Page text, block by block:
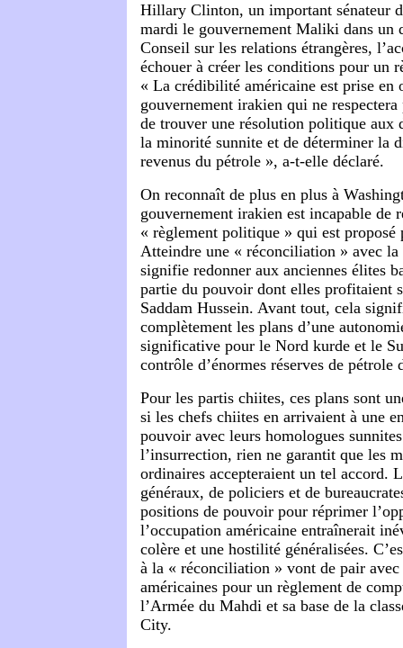
Hillary Clinton, un important sénateur
mardi le gouvernement Maliki dans un
Conseil sur les relations étrangères,
échouer à créer les conditions pour un
« La crédibilité américaine est prise en
gouvernement irakien qui ne respectera
de trouver une résolution politique aux
la minorité sunnite et de déterminer la
revenus du pétrole », a-t-elle déclaré.
On reconnaît de plus en plus à
gouvernement irakien est incapable de
« règlement politique » qui est proposé
Atteindre une « réconciliation » avec
signifie redonner aux anciennes élites
partie du pouvoir dont elles profitaient
Saddam Hussein. Avant tout, cela
complètement les plans d’une
significative pour le Nord kurde et le
contrôle d’énormes réserves de pétrole
Pour les partis chiites, ces plans sont
si les chefs chiites en arrivaient à une
pouvoir avec leurs homologues
l’insurrection, rien ne garantit que les
ordinaires accepteraient un tel accord.
généraux, de policiers et de
positions de pouvoir pour réprimer
l’occupation américaine entraînerait
colère et une hostilité généralisées.
à la « réconciliation » vont de pair avec
américaines pour un règlement de
l’Armée du Mahdi et sa base de la
City.